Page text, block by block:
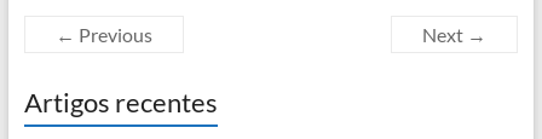
← Previous Next →
Artigos recentes